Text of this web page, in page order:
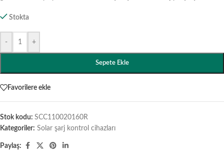
Stokta
- +
Sepete Ekle
Favorilere ekle
Stok kodu: SCC110020160R
Kategoriler: Solar şarj kontrol cihazları
Paylaş: